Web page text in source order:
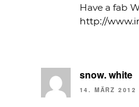
Have a fab
http://
snow. white
14. MÄRZ 2012